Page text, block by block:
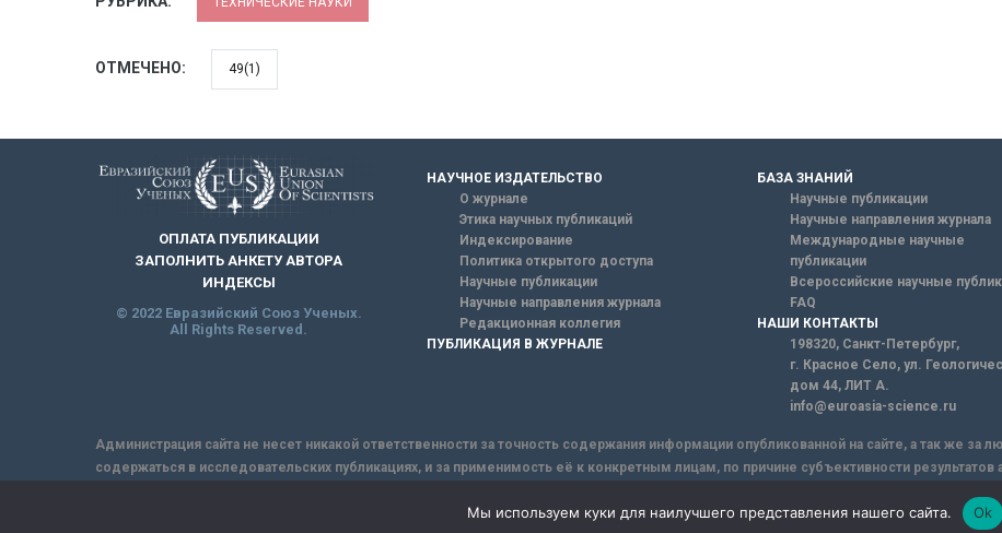
ОТМЕЧЕНО: 49(1)
ОПЛАТА ПУБЛИКАЦИИ
ЗАПОЛНИТЬ АНКЕТУ АВТОРА
ИНДЕКСЫ
© 2022 Евразийский Союз Ученых.
All Rights Reserved.
НАУЧНОЕ ИЗДАТЕЛЬСТВО
О журнале
Этика научных публикаций
Индексирование
Политика открытого доступа
Научные публикации
Научные направления журнала
Редакционная коллегия
ПУБЛИКАЦИЯ В ЖУРНАЛЕ
БАЗА ЗНАНИЙ
Научные публикации
Научные направления журнала
Международные научные
публикации
Всероссийские научные
FAQ
НАШИ КОНТАКТЫ
198320, Санкт-Петербург,
г. Красное Село, ул.
дом 44, ЛИТ А.
info@euroasia-science.ru
Администрация сайта не несет никакой ответственности за точность содержания информации опубликованной на сайте, а так же
содержаться в исследовательских публикациях, и за применимость её к конкретным лицам, по причине субъективности
Мы используем куки для наилучшего представления нашего сайта. Ok